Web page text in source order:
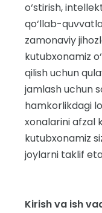
o‘stirish,
qo‘llab-
zamonaviy
kutubxonamiz
qilish uchun
jamlash uchun
hamkorlikdagi
xonalarini afzal
kutubxonamiz
joylarni taklif
Kirish va ish